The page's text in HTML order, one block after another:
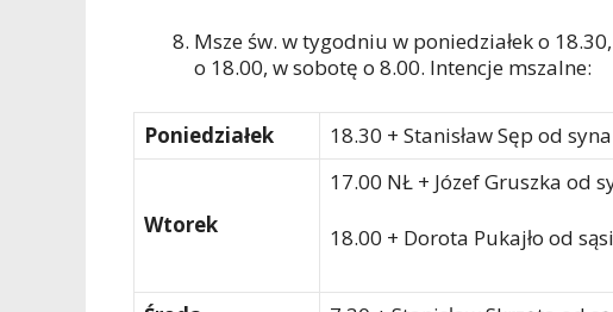
Msze św. w tygodniu w poniedziałek o
o 18.00, w sobotę o 8.00. Intencje mszalne:
Poniedziałek 18.30 + Stanisław Sęp od
Wtorek
17.00 NŁ + Józef Gruszka od
18.00 + Dorota Pukajło od